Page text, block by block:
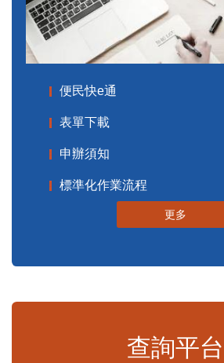
便民快e通
表單下載
申辦須知
標準化作業流程
更多
查詢平台